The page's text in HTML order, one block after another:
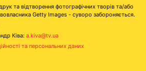
та відтворення фотографічних творів та/або
Getty Images - суворо забороняється.
Ківа: a.kiva@tv.ua
та персональних даних